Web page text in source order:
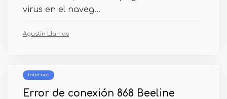
virus en el naveg...
Agustín Llamas
Internet
Error de conexión 868 Beeline